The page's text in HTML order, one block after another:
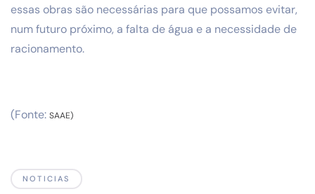
essas obras são necessárias para que possamos evitar,
num futuro próximo, a falta de água e a necessidade de
racionamento.
(Fonte: SAAE)
NOTICIAS